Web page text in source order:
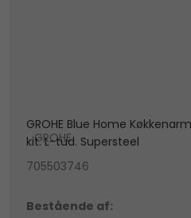
GROHE Blue Home
kit. L-tud. Supersteel
GROHE
705503746
Bestående af: